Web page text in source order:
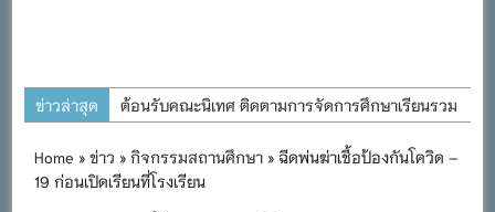
ข่าวล่าสุด
ต้อนรับคณะนิเทศ ติดตามการจัดการศึกษาเรียนรวม
การอบรมการจัดทำแผนพัฒนาการจัดการศึกษาและ
Home »ข่าว »กิจกรรมสถานศึกษา » ฉีดพ่นฆ่าเชื้อป้องกันโควิด –
19 ก่อนเปิดเรียนที่โรงเรียน